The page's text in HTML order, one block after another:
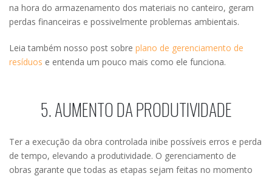
na hora do armazenamento dos materiais no canteiro, geram
perdas financeiras e possivelmente problemas ambientais.
Leia também nosso post sobre plano de gerenciamento de
resíduos e entenda um pouco mais como ele funciona.
5. AUMENTO DA PRODUTIVIDADE
Ter a execução da obra controlada inibe possíveis erros e perda
de tempo, elevando a produtividade. O gerenciamento de
obras garante que todas as etapas sejam feitas no momento